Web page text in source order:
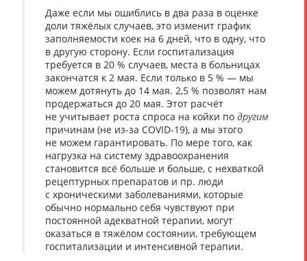
Даже если мы ошиблись в два раза в оценке
доли тяжёлых случаев, это изменит график
заполняемости коек на 6 дней, что в одну, что
в другую сторону. Если госпитализация
требуется в 20 % случаев, места в больницах
закончатся к 2 мая. Если только в 5 % — мы
можем дотянуть до 14 мая. 2,5 % позволят нам
продержаться до 20 мая. Этот расчёт
не учитывает роста спроса на койки по другим
причинам (не из-за COVID-19), а мы этого
не можем гарантировать. По мере того, как
нагрузка на систему здравоохранения
становится всё больше и больше, с нехваткой
рецептурных препаратов и пр. люди
с хроническими заболеваниями, которые
обычно нормально себя чувствуют при
постоянной адекватной терапии, могут
оказаться в тяжёлом состоянии, требующем
госпитализации и интенсивной терапии.